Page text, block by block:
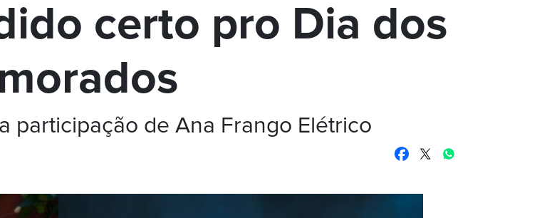
certo pro Dia dos
participação de Ana Frango Elétrico